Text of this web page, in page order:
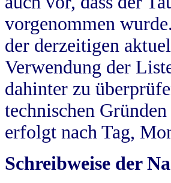
vorgenommen
der derzeitigen
Verwendung der
dahinter zu
technischen
erfolgt nach Tag,
Schreibweise der